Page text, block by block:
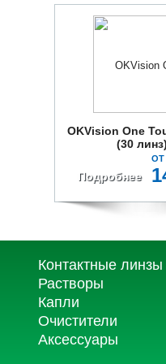
OKVision One
(30 линз)
Подробнее
ОТ
Контактные линзы
Растворы
Капли
Очистители
Аксессуары